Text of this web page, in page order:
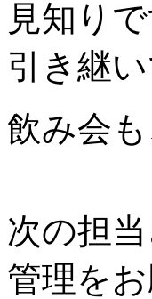
見知りで
引き継
飲み会
次の担
管理を